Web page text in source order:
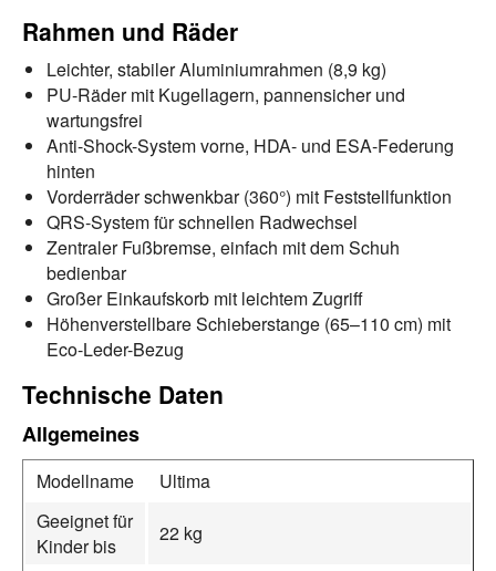
Rahmen und Räder
Leichter, stabiler Aluminiumrahmen (8,9 kg)
PU-Räder mit Kugellagern, pannensicher und
wartungsfrei
Anti-Shock-System vorne, HDA- und ESA-Federung
hinten
Vorderräder schwenkbar (360°) mit Feststellfunktion
QRS-System für schnellen Radwechsel
Zentraler Fußbremse, einfach mit dem Schuh
bedienbar
Großer Einkaufskorb mit leichtem Zugriff
Höhenverstellbare Schieberstange (65–110 cm) mit
Eco-Leder-Bezug
Technische Daten
Allgemeines
Modellname
Ultima
Geeignet für
Kinder bis
22 kg